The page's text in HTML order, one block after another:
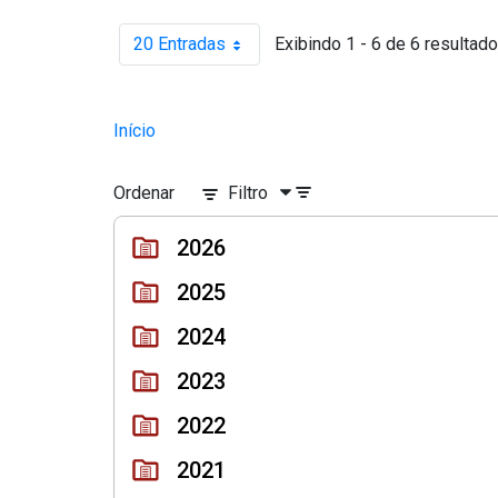
20 EntradasPor página Exibindo 1 - 6 de 6
Início
Ordenar Filtro
2026
2025
2024
2023
2022
2021